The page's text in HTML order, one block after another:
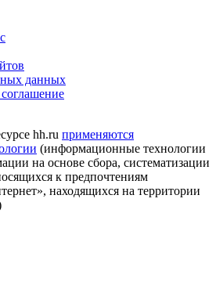
данных
hh.ru применяются
(информационные технологии
на основе сбора, систематизации
к предпочтениям
находящихся на территории